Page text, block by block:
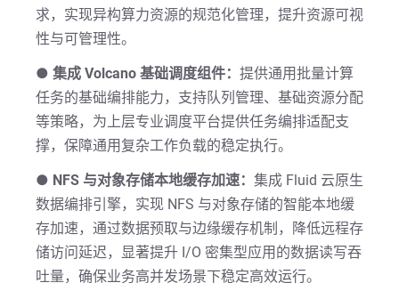
求，实现异构算力资源的规范化管理，提升资源可视
性与可管理性。
● 集成 Volcano 基础调度组件： 提供通用批量计算
任务的基础编排能力，支持队列管理、基础资源分配
等策略，为上层专业调度平台提供任务编排适配支
撑，保障通用复杂工作负载的稳定执行。
● NFS 与对象存储本地缓存加速： 集成 Fluid 云原生
数据编排引擎，实现 NFS 与对象存储的智能本地缓
存加速，通过数据预取与边缘缓存机制，降低远程存
储访问延迟，显著提升 I/O 密集型应用的数据读写吞
吐量，确保业务高并发场景下稳定高效运行。